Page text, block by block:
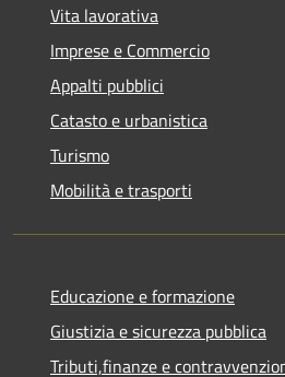
Vita lavorativa
Imprese e Commercio
Appalti pubblici
Catasto e urbanistica
Turismo
Mobilità e trasporti
Educazione e formazione
Giustizia e sicurezza pubblica
Tributi,finanze e